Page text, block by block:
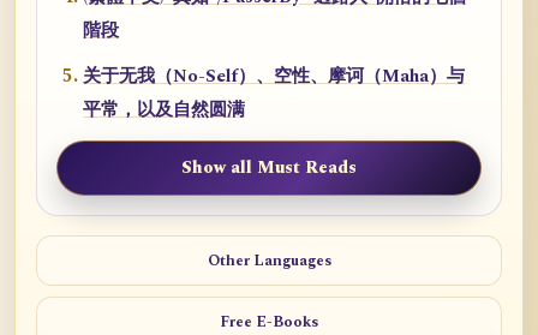
階段
关于无我（No-Self）、空性、摩诃（Maha）与
平常，以及自然圆满
Show all Must Reads
Other Languages
Free E-Books